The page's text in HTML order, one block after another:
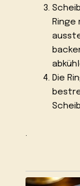
Ringe
Die
.